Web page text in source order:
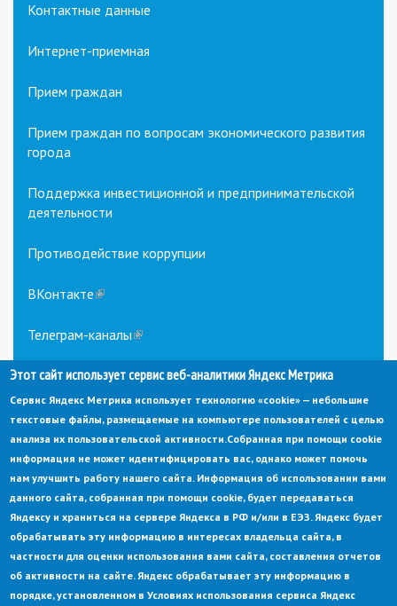
Контактные данные
Интернет-приемная
Прием граждан
Прием граждан по вопросам экономического развития
города
Поддержка инвестиционной и предпринимательской
деятельности
Противодействие коррупции
ВКонтакте(link
external)
Телеграм-каналы(link
external)
© Администрация города Заречный
Электронная почта:
adm@zarechny.zato.ru
sends
e-
mail)
Пензенская обл, г. Заречный, пр-кт. 30-летия Победы, д. 27, 442960
При публикации материалов сайта ссылка на источник обязательна.
Этот сайт использует сервис веб-аналитики Яндекс Метрика
Сервис Яндекс Метрика использует технологию «cookie» — небольшие
текстовые файлы, размещаемые на компьютере пользователей с целью
анализа их пользовательской активности.Собранная при помощи cookie
информация не может идентифицировать вас, однако может помочь
нам улучшить работу нашего сайта. Информация об использовании вами
данного сайта, собранная при помощи cookie, будет передаваться
Яндексу и храниться на сервере Яндекса в РФ и/или в ЕЭЗ. Яндекс будет
обрабатывать эту информацию в интересах владельца сайта, в
частности для оценки использования вами сайта, составления отчетов
об активности на сайте. Яндекс обрабатывает эту информацию в
порядке, установленном в Условиях использования сервиса Яндекс